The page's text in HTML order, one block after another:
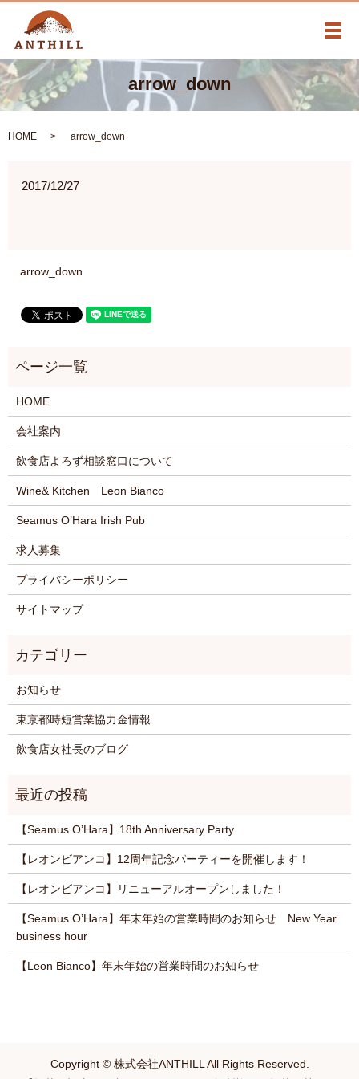
メ
arrow_down
HOME arrow_down
2017/12/27
arrow_down
HOME
会社案内
飲食店よろず相談窓口について
Wine& Kitchen Leon Bianco
Seamus O’Hara Irish Pub
求人募集
プライバシーポリシー
サイトマップ
お知らせ
東京都時短営業協力金情報
飲食店女社長のブログ
【Seamus O’Hara】18th Anniversary Party
【レオンビアンコ】12周年記念パーティーを開催します！
【レオンビアンコ】リニューアルオープンしました！
【Seamus O’Hara】年末年始の営業時間のお知らせ New Year
business hour
【Leon Bianco】年末年始の営業時間のお知らせ
Copyright © 株式会社ANTHILL All Rights Reserved.